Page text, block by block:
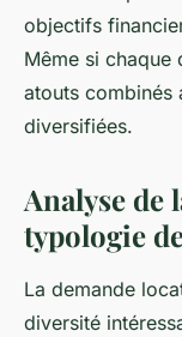
objectifs
Même si chaque
atouts combinés
diversifiées.
Analyse de
typologie
La demande
diversité